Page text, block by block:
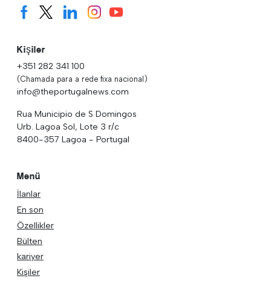
Kişiler
+351 282 341 100
(Chamada para a rede fixa nacional)
info@theportugalnews.com
Rua Municipio de S Domingos
Urb. Lagoa Sol, Lote 3 r/c
8400-357 Lagoa - Portugal
Menü
İlanlar
En son
Özellikler
Bülten
kariyer
Kişiler